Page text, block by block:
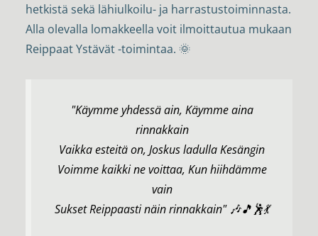
hetkistä sekä lähiulkoilu- ja harrastustoiminnasta.
Alla olevalla lomakkeella voit ilmoittautua mukaan
Reippaat Ystävät -toimintaa. 🌞
"Käymme yhdessä ain, Käymme aina
rinnakkain
Vaikka esteitä on, Joskus ladulla Kesängin
Voimme kaikki ne voittaa, Kun hiihdämme
vain
Sukset Reippaasti näin rinnakkain" 🎶🎵🕺💃